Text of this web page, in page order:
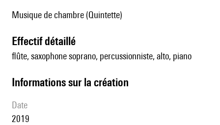
Musique de chambre (Quintette)
effectif détaillé
flûte, saxophone soprano, percussionniste, alto, piano
informations sur la création
date
2019